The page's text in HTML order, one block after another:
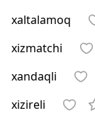
xaltalamoq
xizmatchi
xandaqli
xizireli